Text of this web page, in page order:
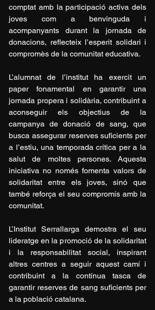
comptat amb la participació activa dels
joves com a benvinguda i
acompanyants durant la jornada de
donacions, reflecteix l’esperit solidari i
compromès de la comunitat educativa.
L’alumnat de l’institut ha exercit un
paper fonamental en garantir una
jornada propera i solidària, contribuint a
aconseguir els objectius de la
campanya de donació de sang, que
busca assegurar reserves suficients per
a l’estiu, una temporada crítica per a la
salut de moltes persones. Aquesta
iniciativa no només fomenta valors de
solidaritat entre els joves, sinó que
també reforça el seu compromís amb la
comunitat.
L’Institut Serrallarga demostra el seu
lideratge en la promoció de la solidaritat
i la responsabilitat social, inspirant
altres centres a seguir aquest camí i
contribuint a la contínua tasca de
garantir reserves de sang suficients per
a la població catalana.